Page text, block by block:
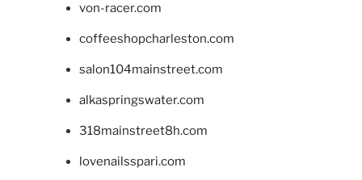
von-racer.com
coffeeshopcharleston.com
salon104mainstreet.com
alkaspringswater.com
318mainstreet8h.com
lovenailsspari.com